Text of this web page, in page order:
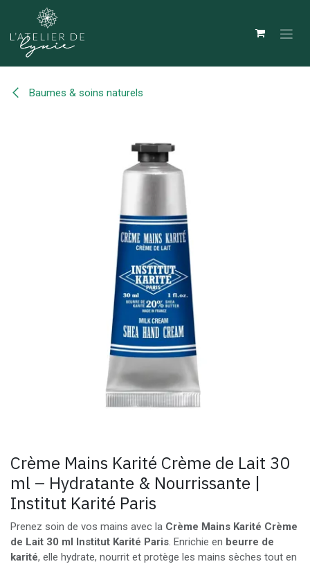
Se rendre au contenu
Baumes & soins naturels
Crème Mains Karité Crème de Lait 30
ml – Hydratante & Nourrissante |
Institut Karité Paris
Prenez soin de vos mains avec la Crème Mains Karité Crème
de Lait 30 ml Institut Karité Paris. Enrichie en beurre de
karité, elle hydrate, nourrit et protège les mains sèches tout en